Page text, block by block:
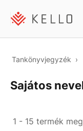
Tankönyvjegyzék
Sajátos
1 - 15 termék